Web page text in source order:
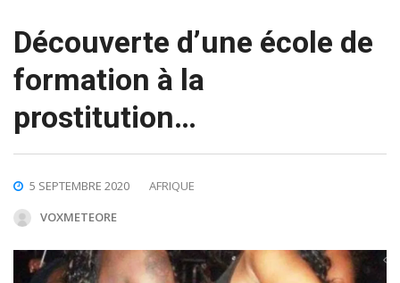
Découverte d’une école de
formation à la
prostitution…
5 SEPTEMBRE 2020
AFRIQUE
VOXMETEORE